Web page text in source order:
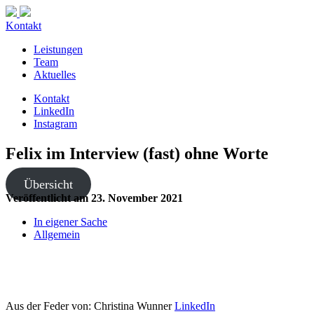
Kontakt
Leistungen
Team
Aktuelles
Kontakt
LinkedIn
Instagram
Felix im Interview (fast) ohne Worte
Übersicht
Veröffentlicht am 23. November 2021
In eigener Sache
Allgemein
Aus der Feder von: Christina Wunner LinkedIn